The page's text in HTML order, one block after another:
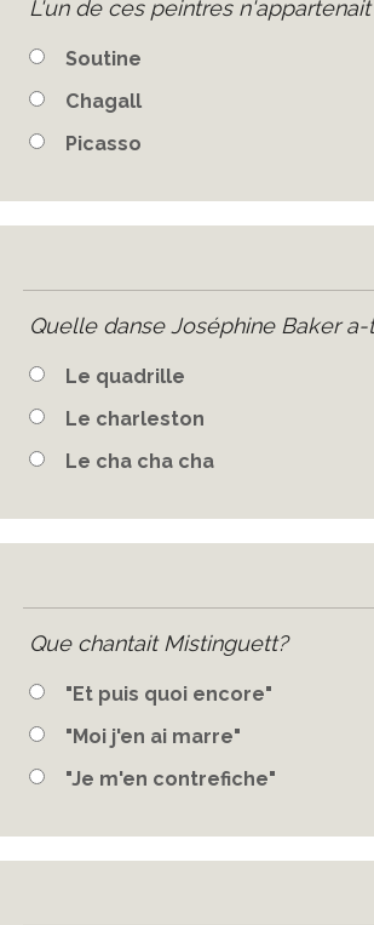
L'un de ces peintres
Soutine
Chagall
Picasso
Quelle danse Joséphine Baker
Le quadrille
Le charleston
Le cha cha cha
Que chantait Mistinguett?
"Et puis quoi encore"
"Moi j'en ai marre"
"Je m'en contrefiche"